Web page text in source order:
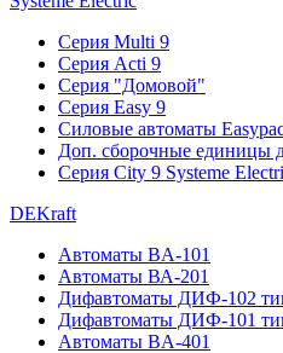
Серия Multi 9
Серия Acti 9
Серия "Домовой"
Серия Easy 9
Силовые автоматы
Доп. сборочные единицы
Серия City 9 Systeme
DEKraft
Автоматы BA-101
Автоматы ВА-201
Дифавтоматы ДИФ-102
Дифавтоматы ДИФ-101
Автоматы BA-401